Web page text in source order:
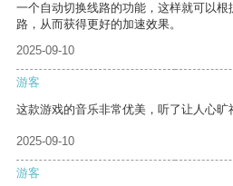
一个自动切换线路的功能，这样就可以
路，从而获得更好的加速效果。
2025-09-10
游客
这款游戏的音乐非常优美，听了让人心旷
2025-09-10
游客